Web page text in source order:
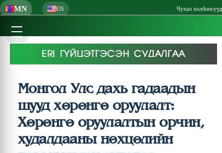
MN EN Чухал холбоосууд
ERI ГҮЙЦЭТГЭСЭН СУДАЛГАА
Монгол Улс дахь гадаадын
шууд хөрөнгө оруулалт:
Хөрөнгө оруулалтын орчин,
худалдааны нөхцөлийн